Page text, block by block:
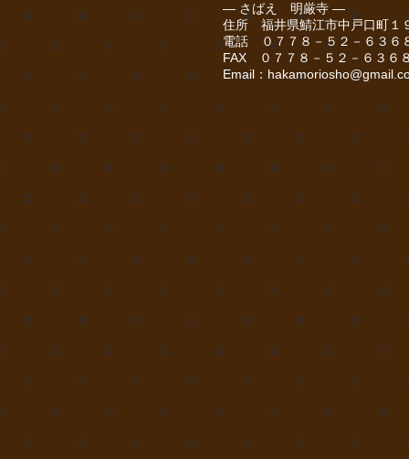
― さばえ 明厳寺 ―
住所 福井県鯖江市中戸口町１
電話 ０７７８－５２－６３６
FAX ０７７８－５２－６３６
Email：